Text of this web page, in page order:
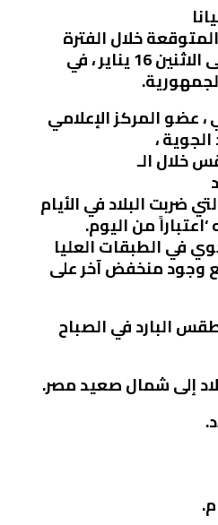
خلال الفترة
من الجمعة 13 يناير إلى الاثنين 16 يناير ، في
المركز الإعلامي
،
خلال الـ
ضربت البلاد في الأيام
‘اعتباراً من اليوم.
في الطبقات العليا
وجود منخفض آخر على
البارد في الصباح
إلى شمال صعيد مصر.